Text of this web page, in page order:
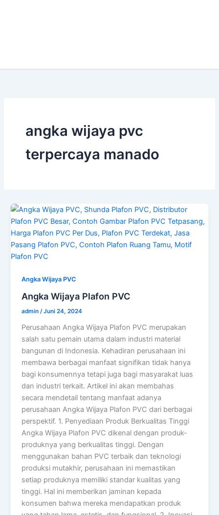
angka wijaya pvc
terpercaya manado
Angka Wijaya PVC
Angka Wijaya Plafon PVC
admin /Juni 24, 2024
Perusahaan Angka Wijaya Plafon PVC merupakan
salah satu pemain utama dalam industri material
bangunan di Indonesia. Kehadiran perusahaan ini
membawa berbagai manfaat signifikan tidak hanya
bagi konsumennya tetapi juga bagi masyarakat luas
dan industri terkait. Artikel ini akan membahas
secara mendetail tentang manfaat adanya
perusahaan Angka Wijaya Plafon PVC dari berbagai
perspektif. 1. Penyediaan Produk Berkualitas Tinggi
Angka Wijaya Plafon PVC dikenal dengan produk-
produknya yang berkualitas tinggi. Dengan
menggunakan bahan PVC terbaik dan teknologi
produksi mutakhir, perusahaan ini memastikan
setiap produknya memiliki standar kualitas yang
tinggi. Hal ini memberikan jaminan kepada
konsumen bahwa mereka mendapatkan produk